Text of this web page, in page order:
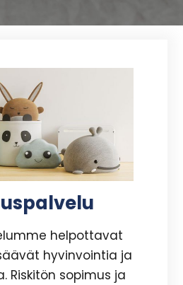
helpottavat
hyvinvointia ja
Riskitön sopimus ja